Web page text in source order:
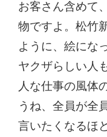
お客さん含めて
物ですよ。松竹
ように、絵にな
ヤクザらしい人
人な仕事の風体
うね、全員が全
言いたくなるほ